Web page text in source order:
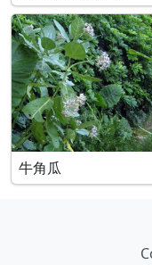
牛角瓜